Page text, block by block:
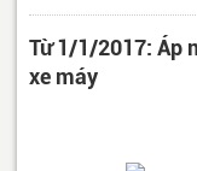
Từ 1/1/2017: Áp
xe máy